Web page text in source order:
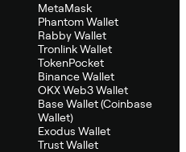
MetaMask
Phantom Wallet
Rabby Wallet
Tronlink Wallet
TokenPocket
Binance Wallet
OKX Web3 Wallet
Base Wallet (Coinbase
Wallet)
Exodus Wallet
Trust Wallet